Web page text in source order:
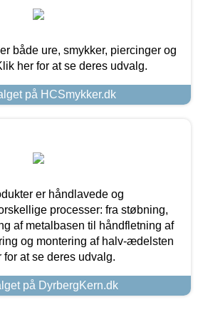
både ure, smykker, piercinger og
her for at se deres udvalg.
på HCSmykker.dk
er håndlavede og
processer: fra støbning,
af metalbasen til håndfletning af
og montering af halv-ædelsten
at se deres udvalg.
på DyrbergKern.dk